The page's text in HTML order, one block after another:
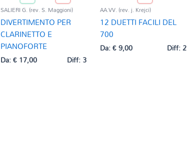
SALIERI G. (rev. S. Maggioni)
DIVERTIMENTO PER
CLARINETTO E
PIANOFORTE
Da:€17,00 Diff: 3
AA.VV. (rev. j. Krejci)
12 DUETTI FACILI DEL
700
Da:€9,00 Diff: 2